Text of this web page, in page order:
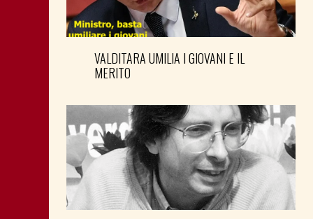
VALDITARA UMILIA I GIOVANI E IL
MERITO